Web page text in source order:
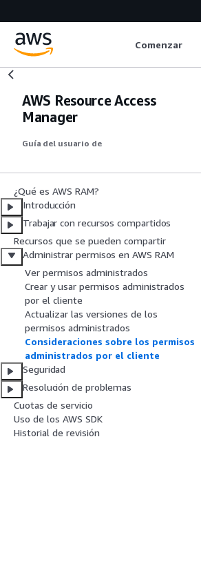
Comenzar
AWS Resource Access
Manager
Guía del usuario de
¿Qué es AWS RAM?
Introducción
Trabajar con recursos compartidos
Recursos que se pueden compartir
Administrar permisos en AWS RAM
Ver permisos administrados
Crear y usar permisos administrados
por el cliente
Actualizar las versiones de los
permisos administrados
Consideraciones sobre los permisos
administrados por el cliente
Seguridad
Resolución de problemas
Cuotas de servicio
Uso de los AWS SDK
Historial de revisión